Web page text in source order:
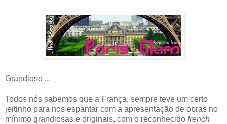
Grandioso ...
Todos nós sabemos que a França, sempre teve um certo
jeitinho para nos espantar com a apresentação de obras no
mínimo grandiosas e originais, com o reconhecido french